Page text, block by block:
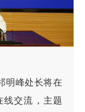
明峰处长将在
线交流，主题